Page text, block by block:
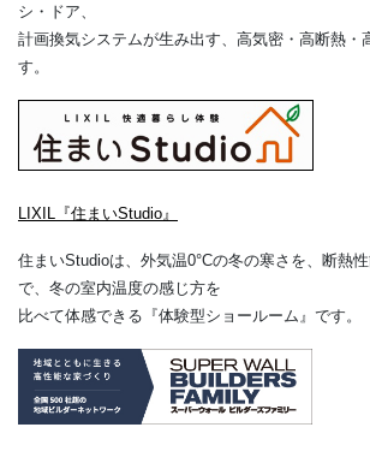
シ・ドア、
計画換気システムが生み出す、高気密・高断熱・
す。
LIXIL『住まいStudio』
住まいStudioは、外気温0°Cの冬の寒さを、断熱
で、冬の室内温度の感じ方を
比べて体感できる『体験型ショールーム』です。